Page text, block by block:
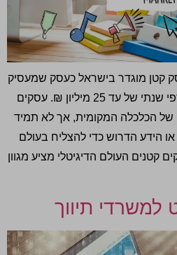
קטן מוגדר בישראל כעסק שמעסיק
עד 50 עובדים, עם מחזור כספי שנתי של עד 25 מיליון ₪. עסקים
של הכלכלה המקומית, אך לא תמיד
הידע הדרוש כדי להצליח בעולם
קטנים העולם הדיגיטלי מציע מגוון
למשרדי תיווך